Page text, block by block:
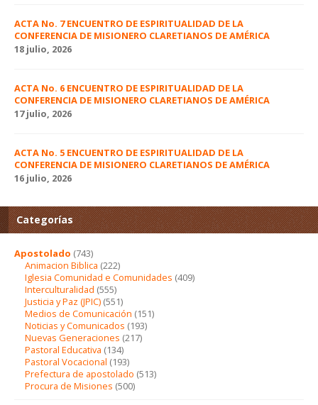
ACTA No. 7 ENCUENTRO DE ESPIRITUALIDAD DE LA
CONFERENCIA DE MISIONERO CLARETIANOS DE AMÉRICA
18 julio, 2026
ACTA No. 6 ENCUENTRO DE ESPIRITUALIDAD DE LA
CONFERENCIA DE MISIONERO CLARETIANOS DE AMÉRICA
17 julio, 2026
ACTA No. 5 ENCUENTRO DE ESPIRITUALIDAD DE LA
CONFERENCIA DE MISIONERO CLARETIANOS DE AMÉRICA
16 julio, 2026
Categorías
Apostolado (743)
Animacion Biblica (222)
Iglesia Comunidad e Comunidades (409)
Interculturalidad (555)
Justicia y Paz (JPIC) (551)
Medios de Comunicación (151)
Noticias y Comunicados (193)
Nuevas Generaciones (217)
Pastoral Educativa (134)
Pastoral Vocacional (193)
Prefectura de apostolado (513)
Procura de Misiones (500)